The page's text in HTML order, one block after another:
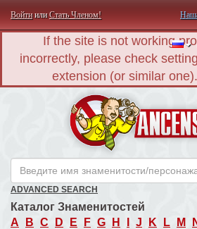
ВойтиилиСтать Членом!
If the site is not working
incorrectly, please check
extension (or similar
ADVANCED SEARCH
Каталог Знаменитостей
A
B C D E F G H J K L M